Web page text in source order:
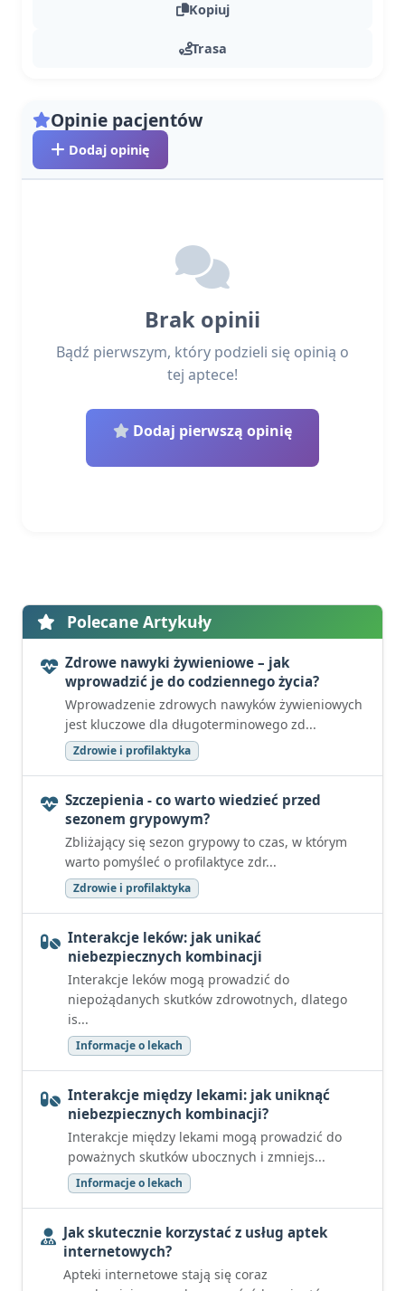
Kopiuj
Trasa
Opinie pacjentów
Dodaj opinię
Brak opinii
Bądź pierwszym, który podzieli się opinią o
tej aptece!
Dodaj pierwszą opinię
Polecane Artykuły
Zdrowe nawyki żywieniowe – jak
wprowadzić je do codziennego życia?
Wprowadzenie zdrowych nawyków żywieniowych
jest kluczowe dla długoterminowego zd...
Zdrowie i profilaktyka
Szczepienia - co warto wiedzieć przed
sezonem grypowym?
Zbliżający się sezon grypowy to czas, w którym
warto pomyśleć o profilaktyce zdr...
Zdrowie i profilaktyka
Interakcje leków: jak unikać
niebezpiecznych kombinacji
Interakcje leków mogą prowadzić do
niepożądanych skutków zdrowotnych, dlatego
is...
Informacje o lekach
Interakcje między lekami: jak uniknąć
niebezpiecznych kombinacji?
Interakcje między lekami mogą prowadzić do
poważnych skutków ubocznych i zmniejs...
Informacje o lekach
Jak skutecznie korzystać z usług aptek
internetowych?
Apteki internetowe stają się coraz